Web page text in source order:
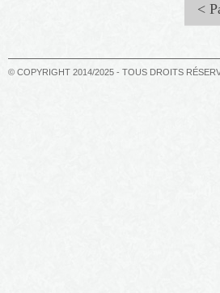
<
© COPYRIGHT 2014/2025 - TOUS DROITS